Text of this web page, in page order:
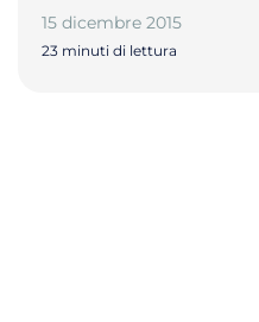
15 dicembre 2015
23 minuti di lettura